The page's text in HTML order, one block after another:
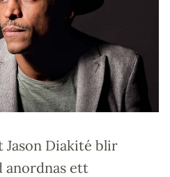
Jason Diakité blir
anordnas ett